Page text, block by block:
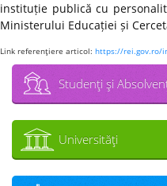
instituție publică cu
Ministerului Educației și
Link referenţiere articol: https://rei.gov.ro/
Studenţi şi
Universităţi